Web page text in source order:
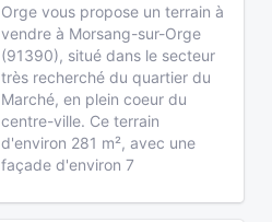
Orge vous propose un terrain à
vendre à Morsang-sur-Orge
(91390), situé dans le secteur
très recherché du quartier du
Marché, en plein coeur du
centre-ville. Ce terrain
d'environ 281 m², avec une
façade d'environ 7